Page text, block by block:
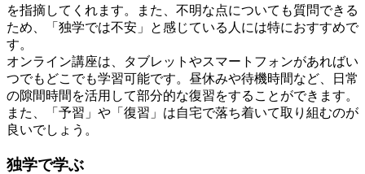
を指摘してくれます。また、不明な点についても質問できる
ため、「独学では不安」と感じている人には特におすすめで
す。
オンライン講座は、タブレットやスマートフォンがあればい
つでもどこでも学習可能です。昼休みや待機時間など、日常
の隙間時間を活用して部分的な復習をすることができます。
また、「予習」や「復習」は自宅で落ち着いて取り組むのが
良いでしょう。
独学で学ぶ